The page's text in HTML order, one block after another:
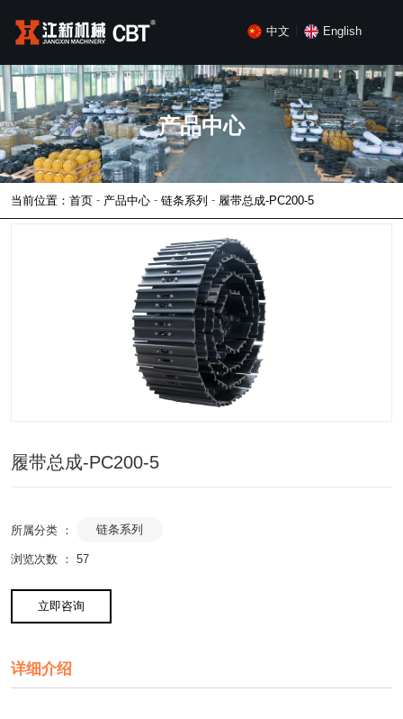
中文 English
产品中心
当前位置：首页 - 产品中心 - 链条系列 - 履带总成-PC200-5
履带总成-PC200-5
所属分类 ： 链条系列
浏览次数 ： 57
立即咨询
详细介绍